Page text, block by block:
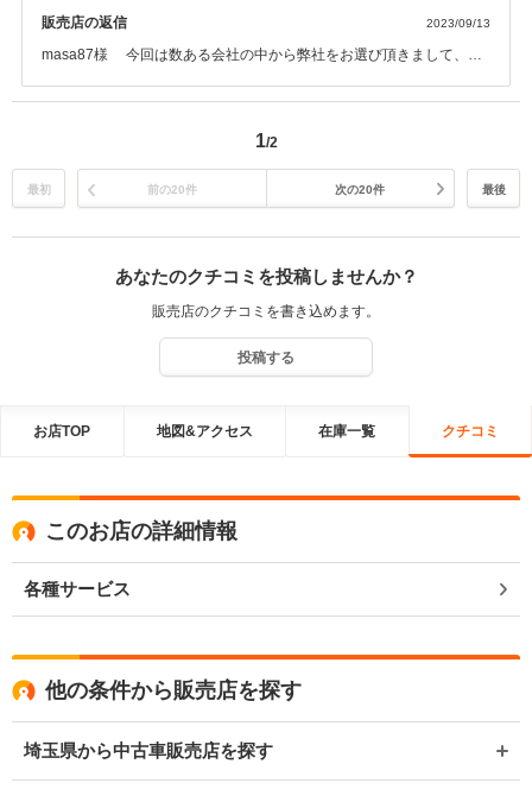
販売店の返信 2023/09/13
masa87様 今回は数ある会社の中から弊社をお選び頂きまして、あ
フも大変嬉しく存じます。 また何かありましたら、弊社もしくは担当
1/2
最初 前の20件 次の20件 最後
あなたのクチコミを投稿しませんか？
販売店のクチコミを書き込めます。
投稿する
お店TOP 地図&アクセス 在庫一覧 クチコミ
このお店の詳細情報
各種サービス
他の条件から販売店を探す
埼玉県から中古車販売店を探す